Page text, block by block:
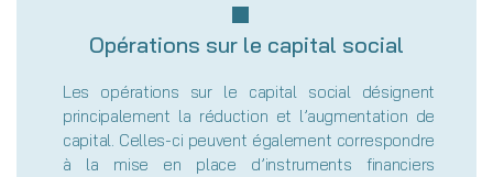
Opérations sur le capital social
Les opérations sur le capital social désignent
principalement la réduction et l’augmentation de
capital. Celles-ci peuvent également correspondre
à la mise en place d’instruments financiers